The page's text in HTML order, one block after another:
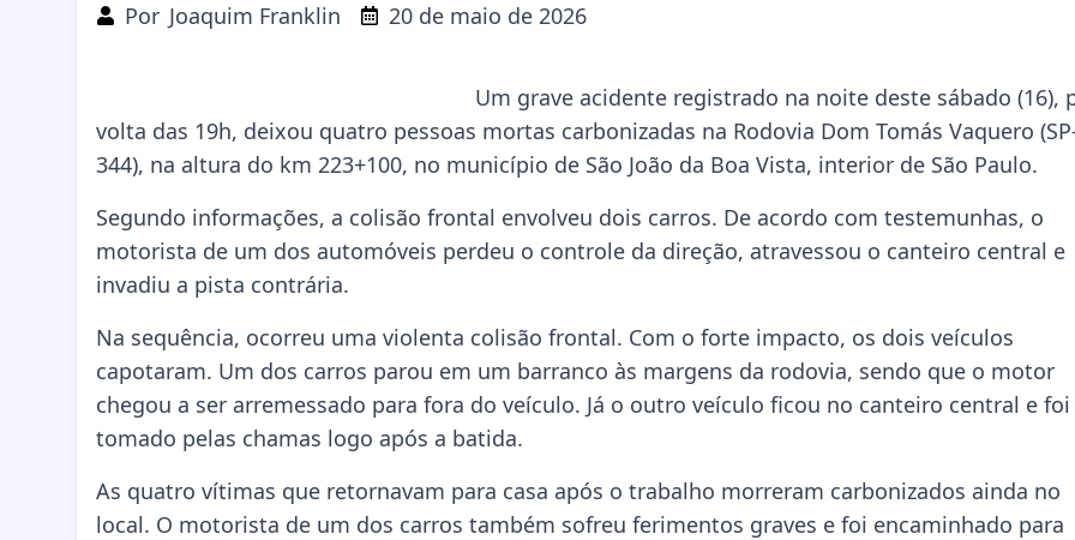
Por Joaquim Franklin 20 de maio de 2026
Um grave acidente registrado na noite deste sábado (16),
volta das 19h, deixou quatro pessoas mortas carbonizadas na Rodovia Dom Tomás Vaquero
344), na altura do km 223+100, no município de São João da Boa Vista, interior de São Paulo.
Segundo informações, a colisão frontal envolveu dois carros. De acordo com testemunhas, o
motorista de um dos automóveis perdeu o controle da direção, atravessou o canteiro central e
invadiu a pista contrária.
Na sequência, ocorreu uma violenta colisão frontal. Com o forte impacto, os dois veículos
capotaram. Um dos carros parou em um barranco às margens da rodovia, sendo que o motor
chegou a ser arremessado para fora do veículo. Já o outro veículo ficou no canteiro central e foi
tomado pelas chamas logo após a batida.
As quatro vítimas que retornavam para casa após o trabalho morreram carbonizados ainda no
local. O motorista de um dos carros também sofreu ferimentos graves e foi encaminhado para